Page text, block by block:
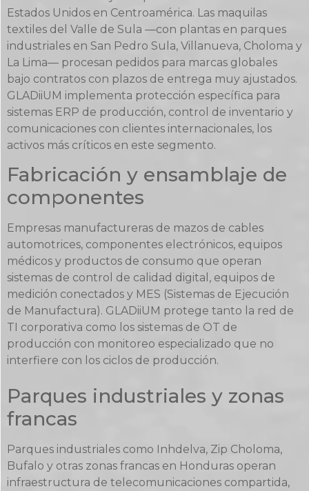
Estados Unidos en Centroamérica. Las maquilas
textiles del Valle de Sula —con plantas en parques
industriales en San Pedro Sula, Villanueva, Choloma y
La Lima— procesan pedidos para marcas globales
bajo contratos con plazos de entrega muy ajustados.
GLADiiUM implementa protección específica para
sistemas ERP de producción, control de inventario y
comunicaciones con clientes internacionales, los
activos más críticos en este segmento.
Fabricación y ensamblaje de
componentes
Empresas manufactureras de mazos de cables
automotrices, componentes electrónicos, equipos
médicos y productos de consumo que operan
sistemas de control de calidad digital, equipos de
medición conectados y MES (Sistemas de Ejecución
de Manufactura). GLADiiUM protege tanto la red de
TI corporativa como los sistemas de OT de
producción con monitoreo especializado que no
interfiere con los ciclos de producción.
Parques industriales y zonas
francas
Parques industriales como Inhdelva, Zip Choloma,
Bufalo y otras zonas francas en Honduras operan
infraestructura de telecomunicaciones compartida,